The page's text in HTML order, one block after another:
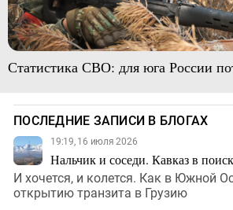
Статистика СВО: для юга России
ПОСЛЕДНИЕ ЗАПИСИ В БЛОГАХ
19:19, 16 июля 2026
Нальчик и соседи. Кавказ в
И хочется, и колется. Как в Южной
открытию транзита в Грузию